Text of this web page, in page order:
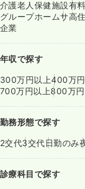
介護老人保健施設有
グループホームサ高住
企業
年収で探す
300万円以上400万
700万円以上800万円
勤務形態で探す
2交代3交代日勤のみ
診療科目で探す